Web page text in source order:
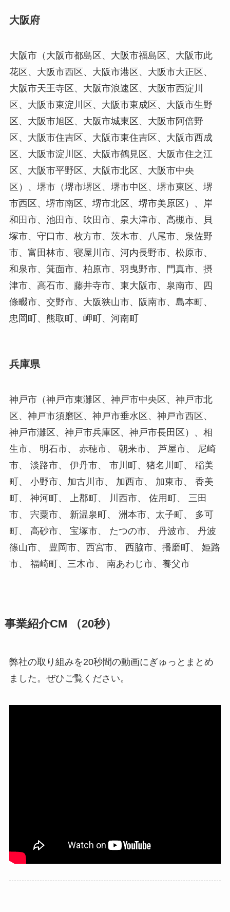
大阪府
大阪市（大阪市都島区、大阪市福島区、大阪市此
花区、大阪市西区、大阪市港区、大阪市大正区、
大阪市天王寺区、大阪市浪速区、大阪市西淀川
区、大阪市東淀川区、大阪市東成区、大阪市生野
区、大阪市旭区、大阪市城東区、大阪市阿倍野
区、大阪市住吉区、大阪市東住吉区、大阪市西成
区、大阪市淀川区、大阪市鶴見区、大阪市住之江
区、大阪市平野区、大阪市北区、大阪市中央
区）、堺市（堺市堺区、堺市中区、堺市東区、堺
市西区、堺市南区、堺市北区、堺市美原区）、岸
和田市、池田市、吹田市、泉大津市、高槻市、貝
塚市、守口市、枚方市、茨木市、八尾市、泉佐野
市、富田林市、寝屋川市、河内長野市、松原市、
和泉市、箕面市、柏原市、羽曳野市、門真市、摂
津市、高石市、藤井寺市、東大阪市、泉南市、四
條畷市、交野市、大阪狭山市、阪南市、島本町、
忠岡町、熊取町、岬町、河南町
兵庫県
神戸市（神戸市東灘区、神戸市中央区、神戸市北
区、神戸市須磨区、神戸市垂水区、神戸市西区、
神戸市灘区、神戸市兵庫区、神戸市長田区）、相
生市、 明石市、 赤穂市、 朝来市、 芦屋市、 尼崎
市、 淡路市、 伊丹市、 市川町、猪名川町、 稲美
町、 小野市、加古川市、 加西市、 加東市、 香美
町、 神河町、 上郡町、 川西市、 佐用町、 三田
市、 宍粟市、 新温泉町、 洲本市、太子町、 多可
町、 高砂市、 宝塚市、 たつの市、 丹波市、 丹波
篠山市、 豊岡市、西宮市、 西脇市、播磨町、 姫路
市、 福崎町、三木市、 南あわじ市、養父市
事業紹介CM （20秒）
弊社の取り組みを20秒間の動画にぎゅっとまとめ
ました。ぜひご覧ください。